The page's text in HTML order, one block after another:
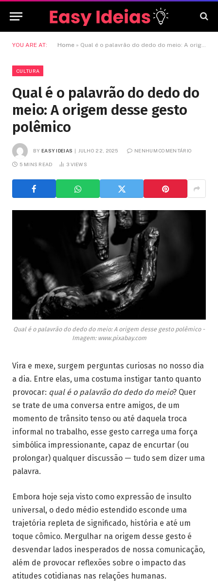
YOU ARE AT: Home » Qual é o palavrão do dedo do meio: A origem desse gesto polêmico
CULTURA
Qual é o palavrão do dedo do
meio: A origem desse gesto
polêmico
BY EASY IDEIAS JULHO 22, 2025 NENHUM COMENTÁRIO
5 MINS READ 3 VIEWS
Qual é o palavrão do dedo do meio: A origem desse gesto polêmico -
Imagem: www.pixabay.com
Vira e mexe, surgem perguntas curiosas no nosso dia
a dia. Entre elas, uma costuma instigar tanto quanto
provocar: qual é o palavrão do dedo do meio? Quer
se trate de uma conversa entre amigos, de um
momento de trânsito tenso ou até daquela troca
informal no trabalho, esse gesto carrega uma força
simbólica impressionante, capaz de encurtar (ou
prolongar) qualquer discussão — tudo sem dizer uma
palavra.
Embora hoje seja visto como expressão de insulto
universal, o dedo médio estendido esconde uma
trajetória repleta de significado, história e até um
toque cômico. Mergulhar na origem desse gesto é
desvendar lados inesperados de nossa comunicação,
além de provocar reflexões sobre o impacto das
atitudes cotidianas nas relações humanas.